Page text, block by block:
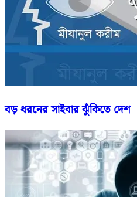
বড় ধরনের সাইবার ঝুঁকিতে দেশ